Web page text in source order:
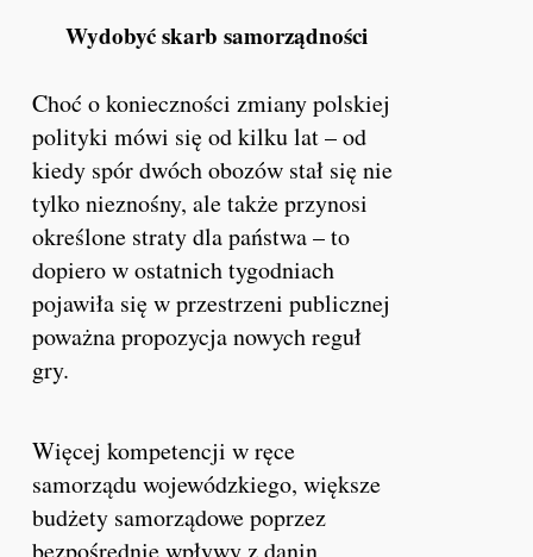
Wydobyć skarb samorządności
Choć o konieczności zmiany polskiej
polityki mówi się od kilku lat – od
kiedy spór dwóch obozów stał się nie
tylko nieznośny, ale także przynosi
określone straty dla państwa – to
dopiero w ostatnich tygodniach
pojawiła się w przestrzeni publicznej
poważna propozycja nowych reguł
gry.
Więcej kompetencji w ręce
samorządu wojewódzkiego, większe
budżety samorządowe poprzez
bezpośrednie wpływy z danin